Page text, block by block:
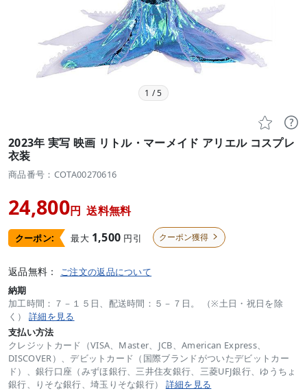
1 /5
 
2023年 実写 映画 リトル・マーメイド アリエル コスプレ
衣装
商品番号：COTA00270616
24,800円 送料無料
クーポン: 最大 1,500 円引 クーポン獲得 
返品無料： ご注文の返品について
納期
加工時間：７－１５日、配送時間：５－７日。 （※土日・祝日を除
く） 詳細を見る
支払い方法
クレジットカード（VISA、Master、JCB、American Express、
DISCOVER）、デビットカード（国際ブランドがついたデビットカー
ド）、銀行口座（みずほ銀行、三井住友銀行、三菱UFJ銀行、ゆうちょ
銀行、りそな銀行、埼玉りそな銀行） 詳細を見る